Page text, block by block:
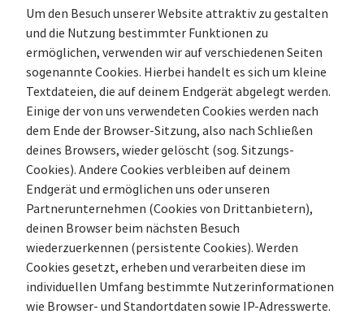
Um den Besuch unserer Website attraktiv zu gestalten
und die Nutzung bestimmter Funktionen zu
ermöglichen, verwenden wir auf verschiedenen Seiten
sogenannte Cookies. Hierbei handelt es sich um kleine
Textdateien, die auf deinem Endgerät abgelegt werden.
Einige der von uns verwendeten Cookies werden nach
dem Ende der Browser-Sitzung, also nach Schließen
deines Browsers, wieder gelöscht (sog. Sitzungs-
Cookies). Andere Cookies verbleiben auf deinem
Endgerät und ermöglichen uns oder unseren
Partnerunternehmen (Cookies von Drittanbietern),
deinen Browser beim nächsten Besuch
wiederzuerkennen (persistente Cookies). Werden
Cookies gesetzt, erheben und verarbeiten diese im
individuellen Umfang bestimmte Nutzerinformationen
wie Browser- und Standortdaten sowie IP-Adresswerte.